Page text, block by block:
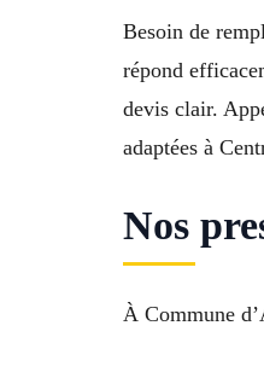
Besoin de
répond
devis clair.
adaptées à
Nos
À Commune